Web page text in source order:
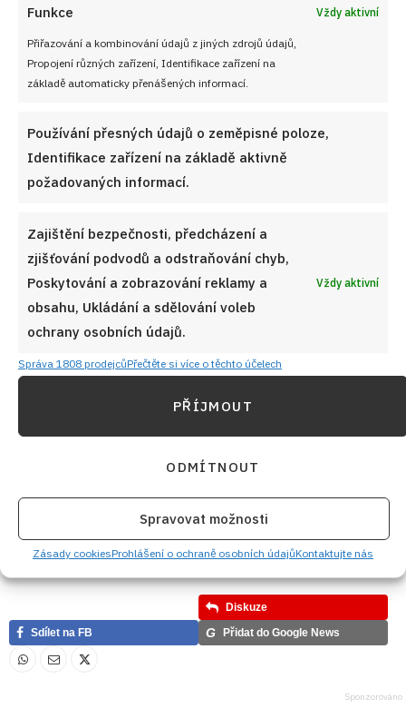
Funkce Vždy aktivní
Přiřazování a kombinování údajů z jiných zdrojů údajů,
Propojení různých zařízení, Identifikace zařízení na
základě automaticky přenášených informací.
Používání přesných údajů o zeměpisné poloze,
Identifikace zařízení na základě aktivně
požadovaných informací.
Zajištění bezpečnosti, předcházení a
zjišťování podvodů a odstraňování chyb,
Poskytování a zobrazování reklamy a
obsahu, Ukládání a sdělování voleb
ochrany osobních údajů.
Vždy aktivní
Správa 1808 prodejcůPřečtěte si více o těchto účelech
PŘÍJMOUT
ODMÍTNOUT
Spravovat možnosti
Zásady cookiesProhlášení o ochraně osobních údajůKontaktujte nás
DOMÁCÍ KNEDLÍK
VAŘENÍ VEČEŘE VEJCE
Diskuze
Sdílet na FB
G Přidat do Google News